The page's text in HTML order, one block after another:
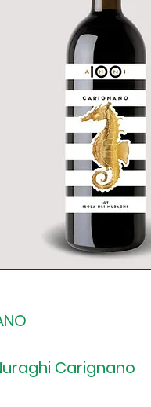
Carignano